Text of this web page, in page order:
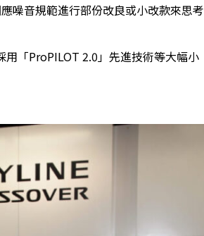
噪音規範進行部份改良或小改款來思考
「ProPILOT 2.0」先進技術等大幅小